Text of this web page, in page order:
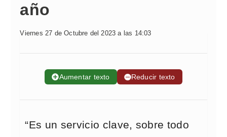
año
Viernes 27 de Octubre del 2023 a las 14:03
➕Aumentar texto ➖Reducir texto
“Es un servicio clave, sobre todo